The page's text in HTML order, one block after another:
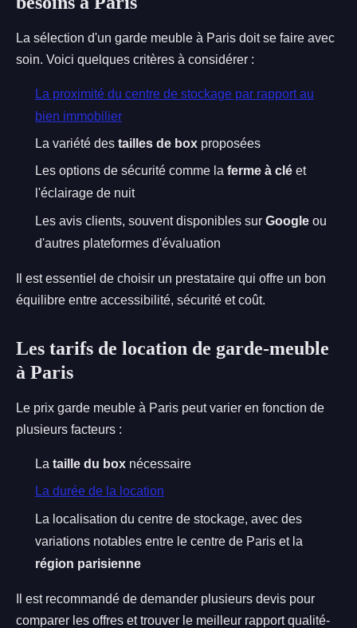
La sélection d'un garde meuble à Paris doit se faire avec
soin. Voici quelques critères à considérer :
La proximité du centre de stockage par rapport au
bien immobilier
La variété des tailles de box proposées
Les options de sécurité comme la ferme à clé et
l'éclairage de nuit
Les avis clients, souvent disponibles sur Google ou
d'autres plateformes d'évaluation
Il est essentiel de choisir un prestataire qui offre un bon
équilibre entre accessibilité, sécurité et coût.
Les tarifs de location de garde-meuble
à Paris
Le prix garde meuble à Paris peut varier en fonction de
plusieurs facteurs :
La taille du box nécessaire
La durée de la location
La localisation du centre de stockage, avec des
variations notables entre le centre de Paris et la
région parisienne
Il est recommandé de demander plusieurs devis pour
comparer les offres et trouver le meilleur rapport qualité-